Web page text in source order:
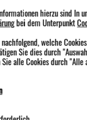
hierzu sind In
bei dem Unterpunkt
welche
Sie dies durch
alle Cookies durch "Alle
PZN: 07269952
13,84 €
inkl. MwSt zzgl.
138,40 €pro 1 kg
sofort lieferbar